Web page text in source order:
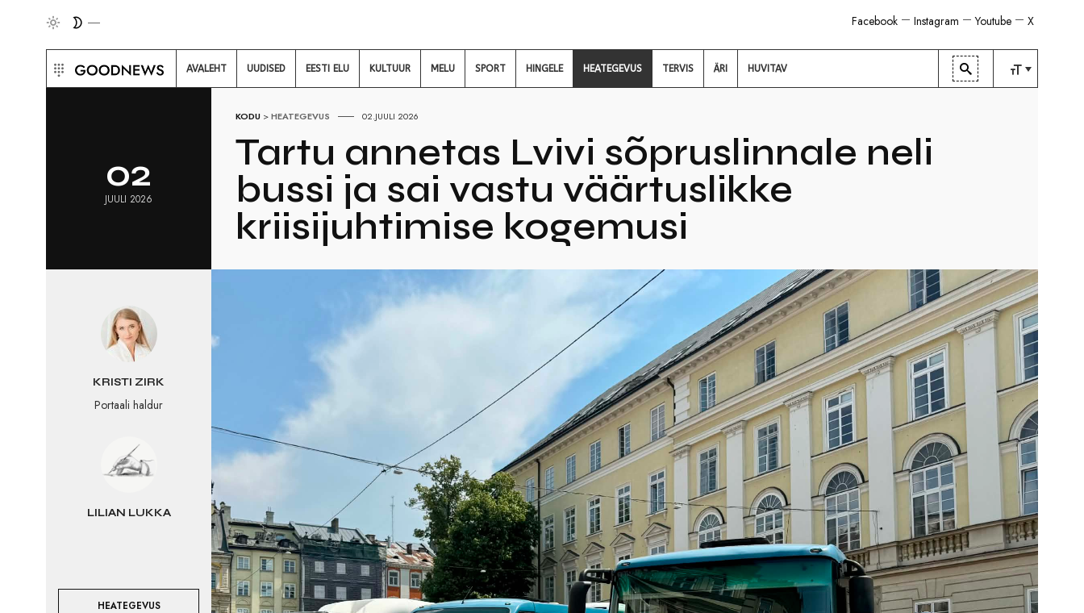
X
Youtube
Instagram
Facebook
AVALEHT UUDISED EESTI ELU KULTUUR MELU SPORT HINGELE HEATEGEVUS TERVIS ÄRI HUVITAV
02
JUULI 2026
KODU >HEATEGEVUS 02.JUULI 2026
Tartu annetas Lvivi sõpruslinnale neli
bussi ja sai vastu väärtuslikke
kriisijuhtimise kogemusi
KRISTI ZIRK
Portaali haldur
LILIAN LUKKA
HEATEGEVUS